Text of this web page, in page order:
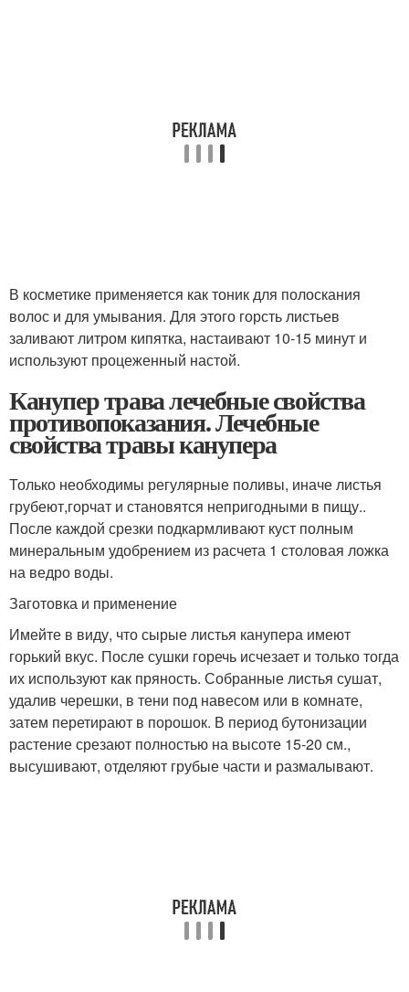
В косметике применяется как тоник для полоскания
волос и для умывания. Для этого горсть листьев
заливают литром кипятка, настаивают 10-15 минут и
используют процеженный настой.
Канупер трава лечебные свойства
противопоказания. Лечебные
свойства травы канупера
Только необходимы регулярные поливы, иначе листья
грубеют,горчат и становятся непригодными в пищу..
После каждой срезки подкармливают куст полным
минеральным удобрением из расчета 1 столовая ложка
на ведро воды.
Заготовка и применение
Имейте в виду, что сырые листья канупера имеют
горький вкус. После сушки горечь исчезает и только тогда
их используют как пряность. Собранные листья сушат,
удалив черешки, в тени под навесом или в комнате,
затем перетирают в порошок. В период бутонизации
растение срезают полностью на высоте 15-20 см.,
высушивают, отделяют грубые части и размалывают.